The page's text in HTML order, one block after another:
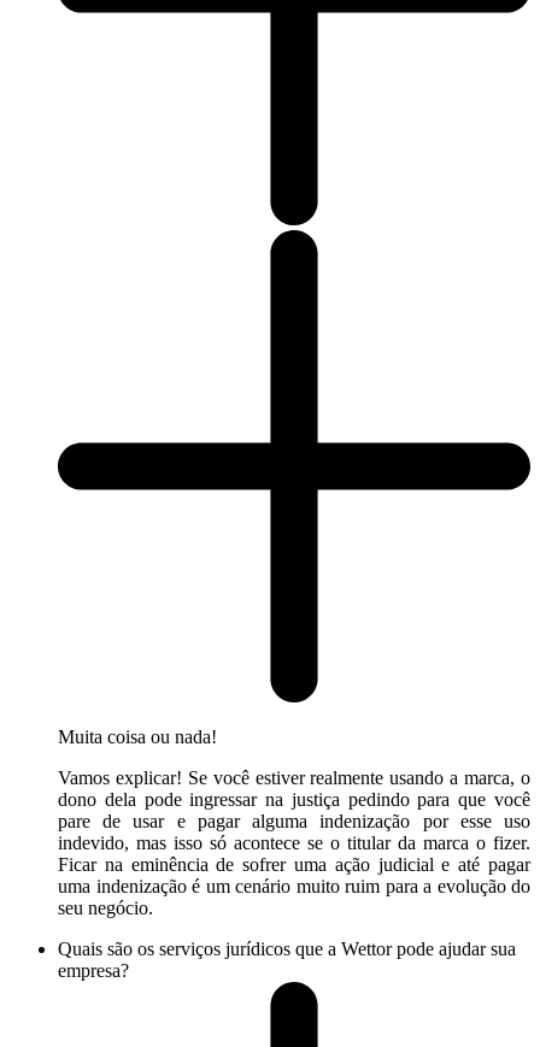
Muita coisa ou nada!
Vamos explicar! Se você estiver realmente usando a marca, o
dono dela pode ingressar na justiça pedindo para que você
pare de usar e pagar alguma indenização por esse uso
indevido, mas isso só acontece se o titular da marca o fizer.
Ficar na eminência de sofrer uma ação judicial e até pagar
uma indenização é um cenário muito ruim para a evolução do
seu negócio.
Quais são os serviços jurídicos que a Wettor pode ajudar sua
empresa?